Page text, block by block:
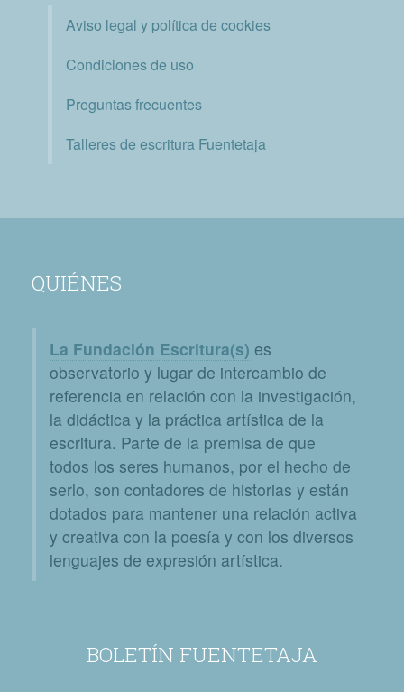
Aviso legal y política de cookies
Condiciones de uso
Preguntas frecuentes
Talleres de escritura Fuentetaja
QUIÉNES
La Fundación Escritura(s) es
observatorio y lugar de intercambio de
referencia en relación con la investigación,
la didáctica y la práctica artística de la
escritura. Parte de la premisa de que
todos los seres humanos, por el hecho de
serlo, son contadores de historias y están
dotados para mantener una relación activa
y creativa con la poesía y con los diversos
lenguajes de expresión artística.
BOLETÍN FUENTETAJA